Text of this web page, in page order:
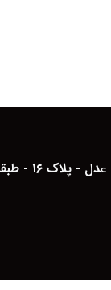
عدل - پلاک ۱۶ - طبقه ۲